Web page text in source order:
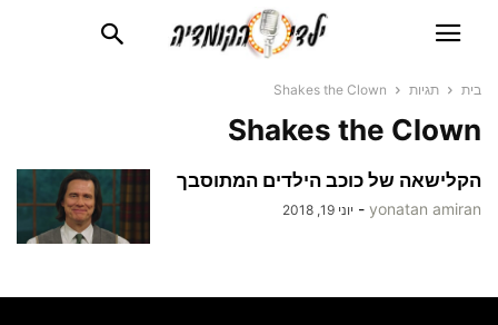
בית תגיות Shakes the Clown
Shakes the Clown
הקלישאה של כוכב הילדים המתוסבך
yonatan amiran
- יוני 19, 2018